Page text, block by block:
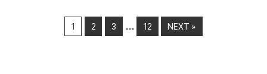
1 2 3 … 12 NEXT »